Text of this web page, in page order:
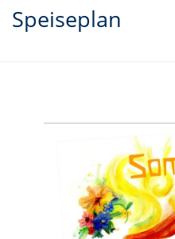
Speiseplan